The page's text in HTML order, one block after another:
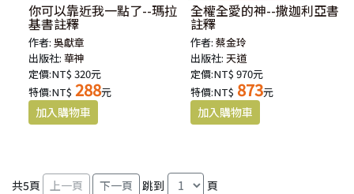
你可以靠近我一點了--瑪拉
基書註釋
作者:吳獻章
出版社:華神
定價:NT$ 320元
特價:NT$ 288元
全權全愛的神--撒迦利亞書
註釋
作者:蔡金玲
出版社:天道
定價:NT$ 970元
特價:NT$ 873元
共5頁 跳到 頁